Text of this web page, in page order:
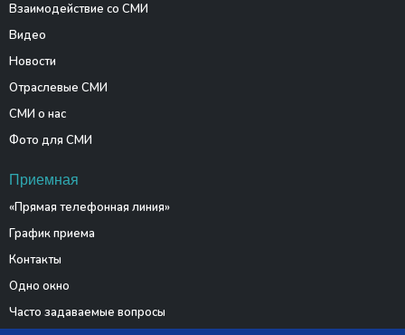
Взаимодействие со СМИ
Видео
Новости
Отраслевые СМИ
СМИ о нас
Фото для СМИ
Приемная
«Прямая телефонная линия»
График приема
Контакты
Одно окно
Часто задаваемые вопросы